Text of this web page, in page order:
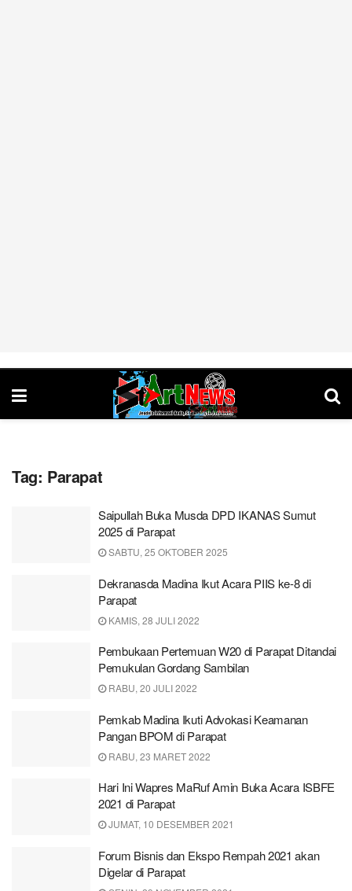
Tag: Parapat
Saipullah Buka Musda DPD IKANAS Sumut
2025 di Parapat
SABTU, 25 OKTOBER 2025
Dekranasda Madina Ikut Acara PIIS ke-8 di
Parapat
KAMIS, 28 JULI 2022
Pembukaan Pertemuan W20 di Parapat Ditandai
Pemukulan Gordang Sambilan
RABU, 20 JULI 2022
Pemkab Madina Ikuti Advokasi Keamanan
Pangan BPOM di Parapat
RABU, 23 MARET 2022
Hari Ini Wapres MaRuf Amin Buka Acara ISBFE
2021 di Parapat
JUMAT, 10 DESEMBER 2021
Forum Bisnis dan Ekspo Rempah 2021 akan
Digelar di Parapat